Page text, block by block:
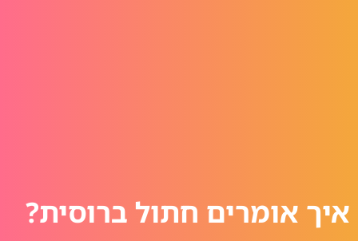
איך אומרים חתול ברוסית?